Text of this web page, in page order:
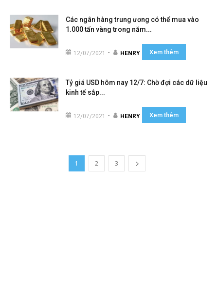
Các ngân hàng trung ương có thể mua vào
1.000 tấn vàng trong năm...
12/07/2021 - HENRY Xem thêm
Tỷ giá USD hôm nay 12/7: Chờ đợi các dữ liệu
kinh tế sắp...
12/07/2021 - HENRY Xem thêm
1 2 3